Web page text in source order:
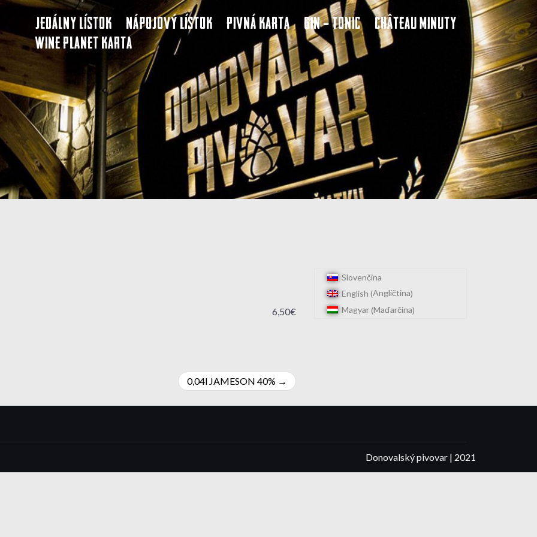
Jedálny lístok Nápojový lístok Pivná karta Gin – Tonic
Château Minuty
Wine Planet karta
6,50€
0,04l JAMESON 40%
Slovenčina
English (Angličtina)
Magyar(Maďarčina)
Donovalský pivovar | 2021